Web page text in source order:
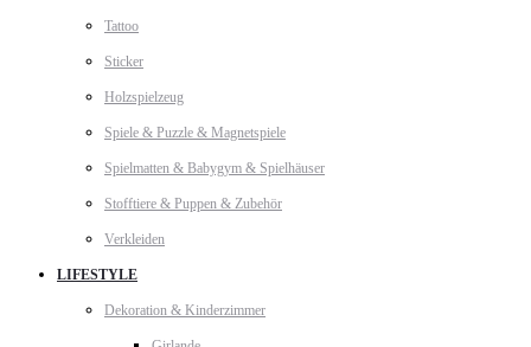
Tattoo
Sticker
Holzspielzeug
Spiele & Puzzle & Magnetspiele
Spielmatten & Babygym & Spielhäuser
Stofftiere & Puppen & Zubehör
Verkleiden
LIFESTYLE
Dekoration & Kinderzimmer